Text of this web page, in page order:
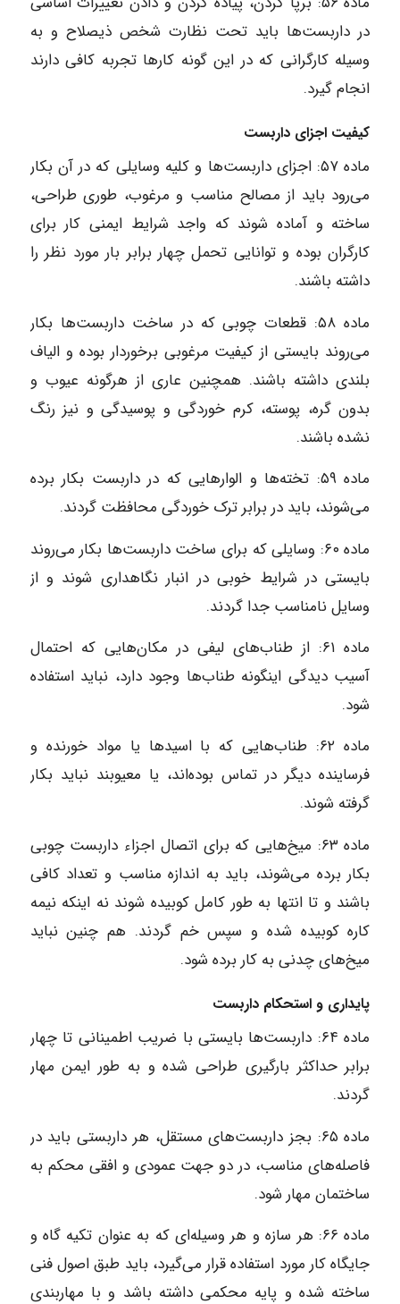
در داربست‌ها باید تحت نظارت شخص ذیصلاح و به
وسیله کارگرانی که در این گونه کارها تجربه کافی دارند
انجام گیرد.
کیفیت اجزای داربست
ماده ۵۷: اجزای داربست‌ها و کلیه وسایلی که در آن بکار
می‌رود باید از مصالح مناسب و مرغوب، طوری طراحی،
ساخته و آماده شوند که واجد شرایط ایمنی کار برای
کارگران بوده و توانایی تحمل چهار برابر بار مورد نظر را
داشته باشند.
ماده ۵۸: قطعات چوبی که در ساخت داربست‌ها بکار
می‌روند بایستی از کیفیت مرغوبی برخوردار بوده و الیاف
بلندی داشته باشند. همچنین عاری از هرگونه عیوب و
بدون گره، پوسته، کرم خوردگی و پوسیدگی و نیز رنگ
نشده باشند.
ماده ۵۹: تخته‌ها و الوارهایی که در داربست بکار برده
می‌شوند، باید در برابر ترک خوردگی محافظت گردند.
ماده ۶۰: وسایلی که برای ساخت داربست‌ها بکار می‌روند
بایستی در شرایط خوبی در انبار نگاهداری شوند و از
وسایل نامناسب جدا گردند.
ماده ۶۱: از طناب‌های لیفی در مکان‌هایی که احتمال
آسیب دیدگی اینگونه طناب‌ها وجود دارد، نباید استفاده
شود.
ماده ۶۲: طناب‌هایی که با اسیدها یا مواد خورنده و
فرساینده دیگر در تماس بوده‌اند، یا معیوبند نباید بکار
گرفته شوند.
ماده ۶۳: میخ‌هایی که برای اتصال اجزاء داربست چوبی
بکار برده می‌شوند، باید به اندازه مناسب و تعداد کافی
باشند و تا انتها به طور کامل کوبیده شوند نه اینکه نیمه
کاره کوبیده شده و سپس خم گردند. هم چنین نباید
میخ‌های چدنی به کار برده شود.
پایداری و استحکام داربست
ماده ۶۴: داربست‌ها بایستی با ضریب اطمینانی تا چهار
برابر حداکثر بارگیری طراحی شده و به طور ایمن مهار
گردند.
ماده ۶۵: بجز داربست‌های مستقل، هر داربستی باید در
فاصله‌های مناسب، در دو جهت عمودی و افقی محکم به
ساختمان مهار شود.
ماده ۶۶: هر سازه و هر وسیله‌ای که به عنوان تکیه گاه و
جایگاه کار مورد استفاده قرار می‌گیرد، باید طبق اصول فنی
ساخته شده و پایه محکمی داشته باشد و با مهاربندی